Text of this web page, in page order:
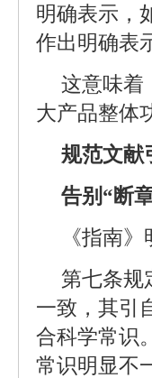
明确表示，
作出明确表
这意味着
大产品整体
规范文献
告别“断
《指南
第七条规
一致，其引
合科学常识
常识明显不